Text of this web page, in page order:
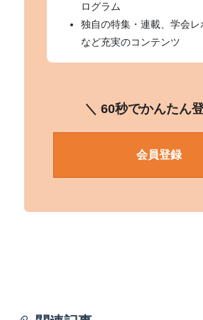
ログラム
独自の特集・連載、学会レ
など充実のコンテンツ
＼ 60秒でかんたん
会員登録